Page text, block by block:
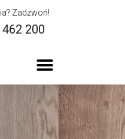
Zadzwoń!
200